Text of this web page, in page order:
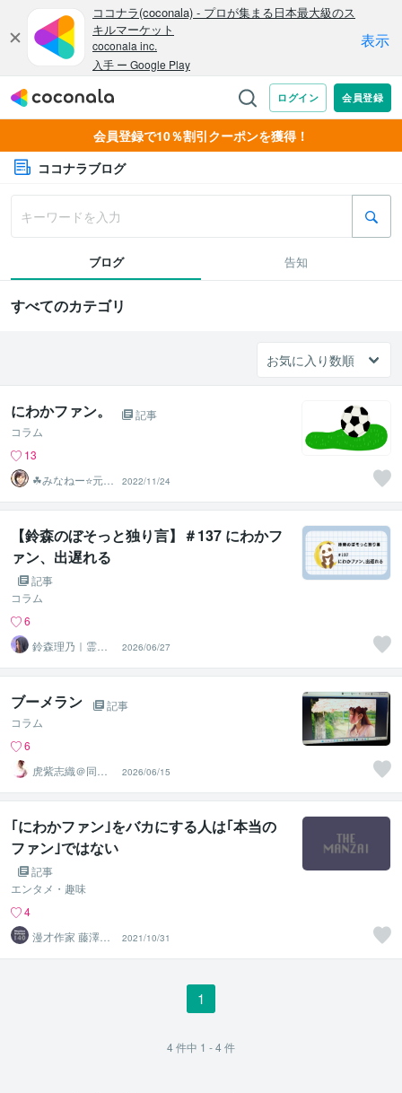
会員登録で10％割引クーポンを獲得！
ココナラブログ
ブログ 告知
すべてのカテゴリ
にわかファン。
記事
コラム
13
☘みなねー⭐️元総
務部長☘
2022/11/24
【鈴森のぼそっと独り言】＃137 にわかフ
ァン、出遅れる
記事
コラム
6
鈴森理乃｜霊感
タロット×心理学
2026/06/27
ブーメラン
記事
コラム
6
虎紫志織＠同じ
目線の『駆け込
み寺』
2026/06/15
｢にわかファン｣をバカにする人は｢本当の
ファン｣ではない
記事
エンタメ・趣味
4
漫才作家 藤澤俊
輔
2021/10/31
1
4件中 1 - 4件